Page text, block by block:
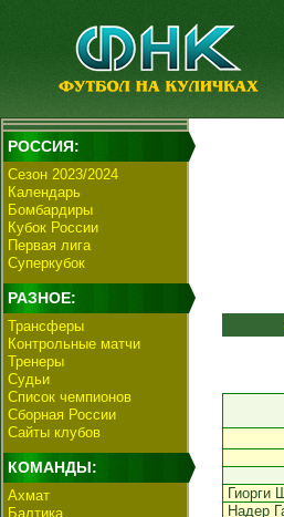
РОССИЯ:
Сезон 2023/2024
Календарь
Бомбардиры
Кубок России
Первая лига
Суперкубок
РАЗНОЕ:
Трансферы
Контрольные матчи
Тренеры
Судьи
Список чемпионов
Сборная России
Сайты клубов
КОМАНДЫ:
Ахмат
Балтика
Гиорги
Надер